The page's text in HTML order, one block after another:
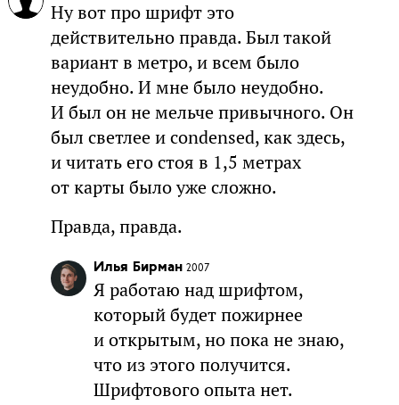
Ну вот про шрифт это
действительно правда. Был такой
вариант в метро, и всем было
неудобно. И мне было неудобно.
И был он не мельче привычного. Он
был светлее и condensed, как здесь,
и читать его стоя в 1,5 метрах
от карты было уже сложно.
Правда, правда.
Илья Бирман 2007
Я работаю над шрифтом,
который будет пожирнее
и открытым, но пока не знаю,
что из этого получится.
Шрифтового опыта нет.